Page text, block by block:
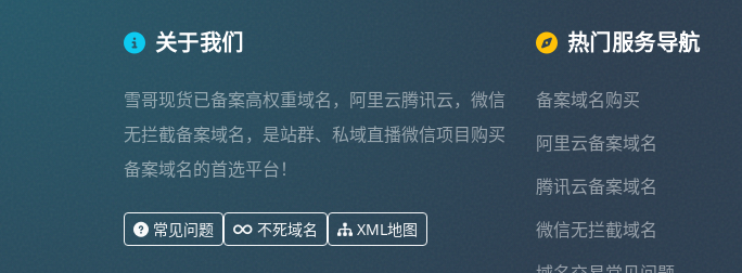
关于我们
雪哥现货已备案高权重域名，阿里云腾讯云，微信
无拦截备案域名，是站群、私域直播微信项目购买
备案域名的首选平台！
常见问题 不死域名 XML地图
热门服务导航
备案域名购买
阿里云备案域名
腾讯云备案域名
微信无拦截域名